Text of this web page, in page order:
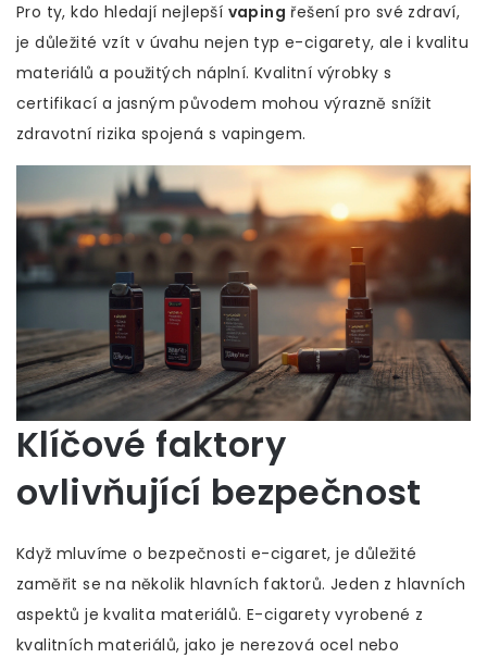
Pro ty, kdo hledají nejlepší vaping řešení pro své zdraví,
je důležité vzít v úvahu nejen typ e-cigarety, ale i kvalitu
materiálů a použitých náplní. Kvalitní výrobky s
certifikací a jasným původem mohou výrazně snížit
zdravotní rizika spojená s vapingem.
Klíčové faktory
ovlivňující bezpečnost
Když mluvíme o bezpečnosti e-cigaret, je důležité
zaměřit se na několik hlavních faktorů. Jeden z hlavních
aspektů je kvalita materiálů. E-cigarety vyrobené z
kvalitních materiálů, jako je nerezová ocel nebo